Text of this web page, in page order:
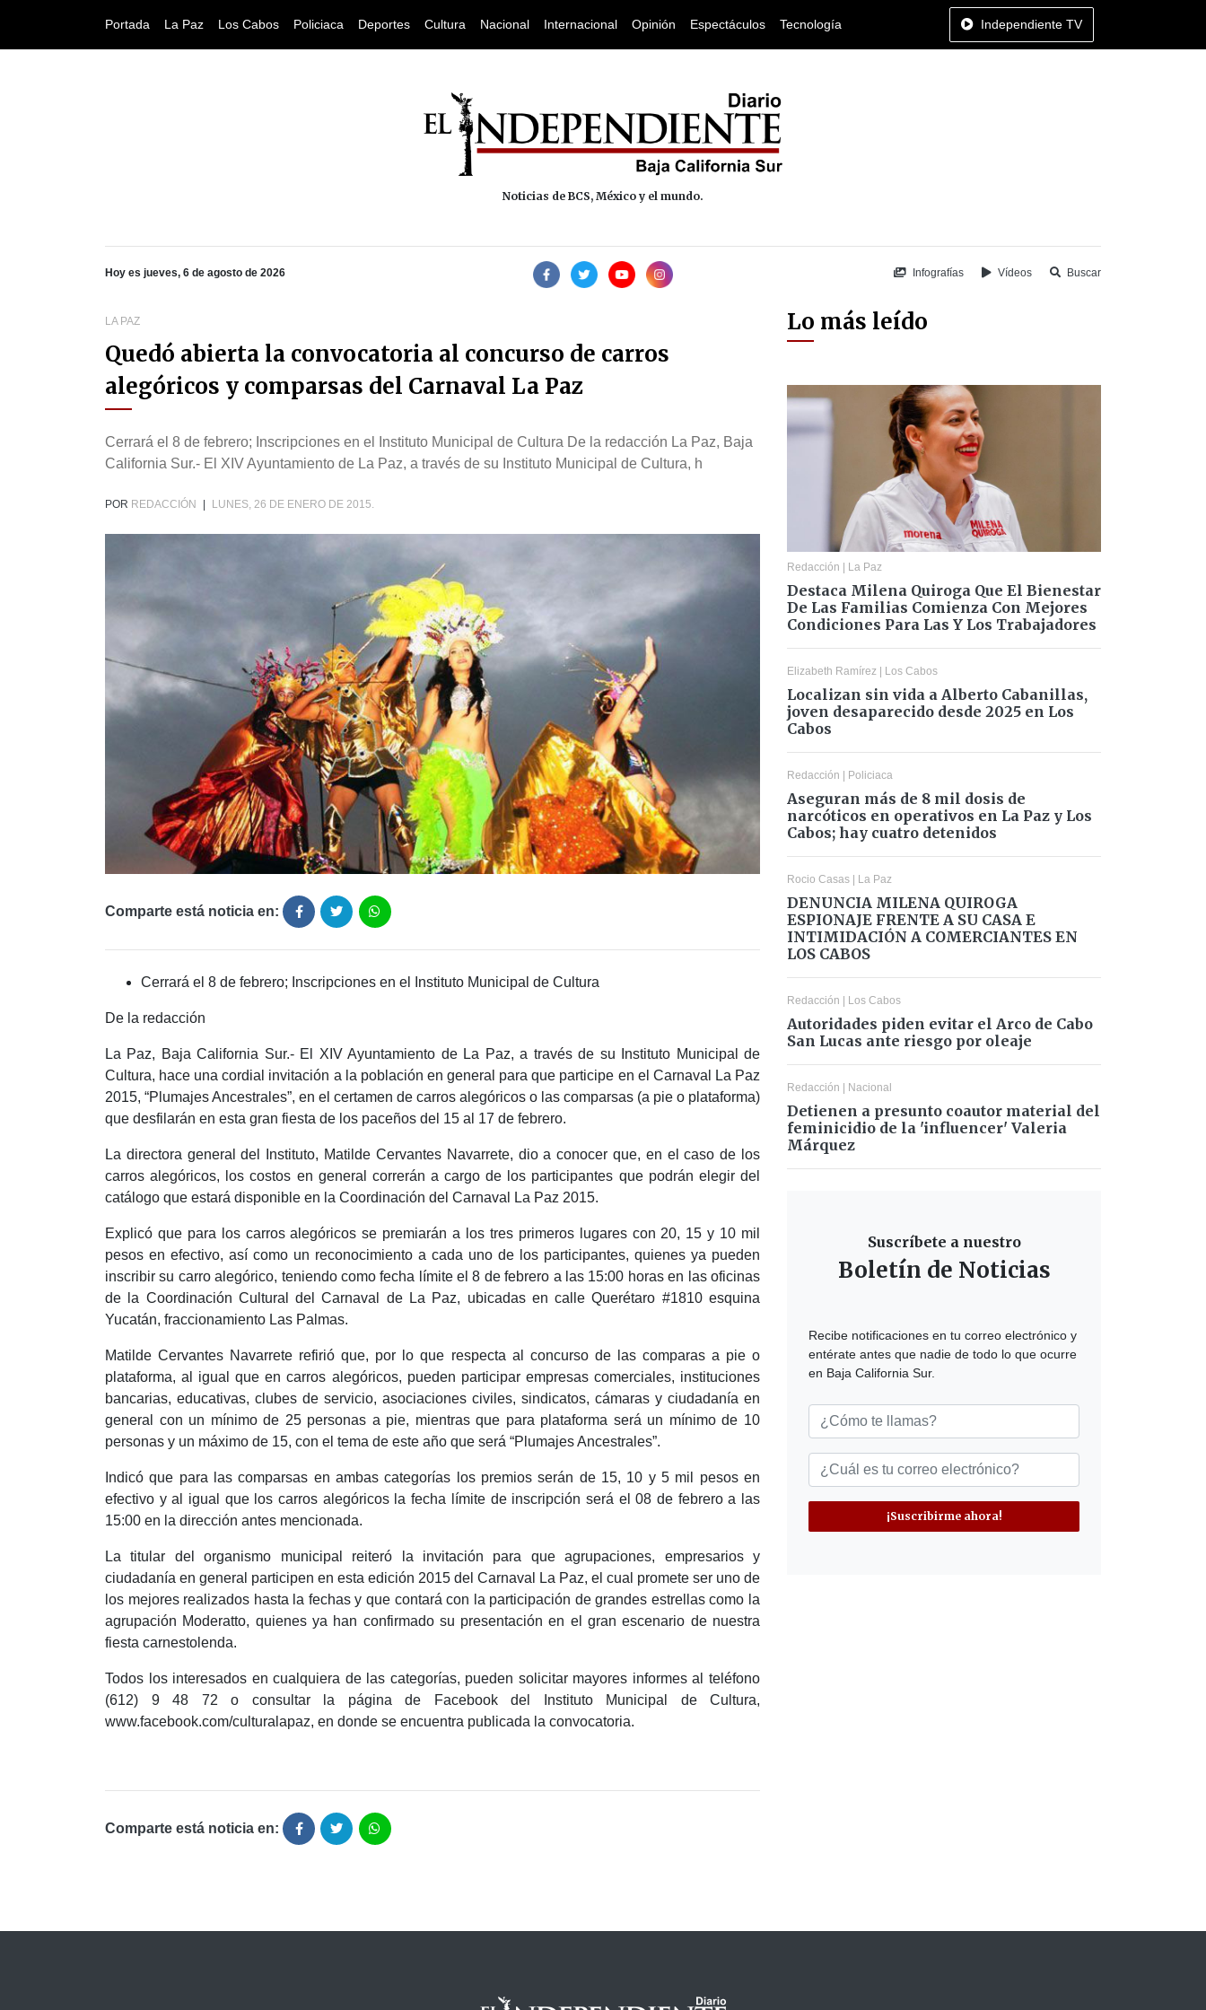
Portada La Paz Los Cabos Policiaca Deportes Cultura Nacional Internacional Opinión Espectáculos Tecnología Independiente TV
Noticias de BCS, México y el mundo.
Hoy es jueves, 6 de agosto de 2026 Infografías Vídeos Buscar
LA PAZ
Quedó abierta la convocatoria al concurso de carros
alegóricos y comparsas del Carnaval La Paz
Cerrará el 8 de febrero; Inscripciones en el Instituto Municipal de Cultura De la redacción La Paz, Baja
California Sur.- El XIV Ayuntamiento de La Paz, a través de su Instituto Municipal de Cultura, h
POR REDACCIÓN LUNES, 26 DE ENERO DE 2015.
Comparte está noticia en:
Cerrará el 8 de febrero; Inscripciones en el Instituto Municipal de Cultura
De la redacción
La Paz, Baja California Sur.- El XIV Ayuntamiento de La Paz, a través de su Instituto Municipal de
Cultura, hace una cordial invitación a la población en general para que participe en el Carnaval La Paz
2015, “Plumajes Ancestrales”, en el certamen de carros alegóricos o las comparsas (a pie o plataforma)
que desfilarán en esta gran fiesta de los paceños del 15 al 17 de febrero.
La directora general del Instituto, Matilde Cervantes Navarrete, dio a conocer que, en el caso de los
carros alegóricos, los costos en general correrán a cargo de los participantes que podrán elegir del
catálogo que estará disponible en la Coordinación del Carnaval La Paz 2015.
Explicó que para los carros alegóricos se premiarán a los tres primeros lugares con 20, 15 y 10 mil
pesos en efectivo, así como un reconocimiento a cada uno de los participantes, quienes ya pueden
inscribir su carro alegórico, teniendo como fecha límite el 8 de febrero a las 15:00 horas en las oficinas
de la Coordinación Cultural del Carnaval de La Paz, ubicadas en calle Querétaro #1810 esquina
Yucatán, fraccionamiento Las Palmas.
Matilde Cervantes Navarrete refirió que, por lo que respecta al concurso de las comparas a pie o
plataforma, al igual que en carros alegóricos, pueden participar empresas comerciales, instituciones
bancarias, educativas, clubes de servicio, asociaciones civiles, sindicatos, cámaras y ciudadanía en
general con un mínimo de 25 personas a pie, mientras que para plataforma será un mínimo de 10
personas y un máximo de 15, con el tema de este año que será “Plumajes Ancestrales”.
Indicó que para las comparsas en ambas categorías los premios serán de 15, 10 y 5 mil pesos en
efectivo y al igual que los carros alegóricos la fecha límite de inscripción será el 08 de febrero a las
15:00 en la dirección antes mencionada.
La titular del organismo municipal reiteró la invitación para que agrupaciones, empresarios y
ciudadanía en general participen en esta edición 2015 del Carnaval La Paz, el cual promete ser uno de
los mejores realizados hasta la fechas y que contará con la participación de grandes estrellas como la
agrupación Moderatto, quienes ya han confirmado su presentación en el gran escenario de nuestra
fiesta carnestolenda.
Todos los interesados en cualquiera de las categorías, pueden solicitar mayores informes al teléfono
(612) 9 48 72 o consultar la página de Facebook del Instituto Municipal de Cultura,
www.facebook.com/culturalapaz, en donde se encuentra publicada la convocatoria.
Comparte está noticia en:
Lo más leído
Redacción | La Paz
Destaca Milena Quiroga Que El Bienestar
De Las Familias Comienza Con Mejores
Condiciones Para Las Y Los Trabajadores
Elizabeth Ramírez | Los Cabos
Localizan sin vida a Alberto Cabanillas,
joven desaparecido desde 2025 en Los
Cabos
Redacción | Policiaca
Aseguran más de 8 mil dosis de
narcóticos en operativos en La Paz y Los
Cabos; hay cuatro detenidos
Rocio Casas | La Paz
DENUNCIA MILENA QUIROGA
ESPIONAJE FRENTE A SU CASA E
INTIMIDACIÓN A COMERCIANTES EN
LOS CABOS
Redacción | Los Cabos
Autoridades piden evitar el Arco de Cabo
San Lucas ante riesgo por oleaje
Redacción | Nacional
Detienen a presunto coautor material del
feminicidio de la 'influencer' Valeria
Márquez
Suscríbete a nuestro
Boletín de Noticias
Recibe notificaciones en tu correo electrónico y
entérate antes que nadie de todo lo que ocurre
en Baja California Sur.
¡Suscribirme ahora!